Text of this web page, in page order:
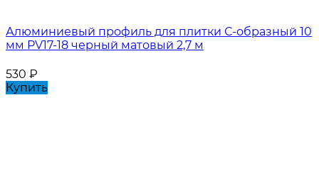
Алюминиевый профиль для плитки С-образный 10
мм PV17-18 черный матовый 2,7 м
530 ₽
Купить